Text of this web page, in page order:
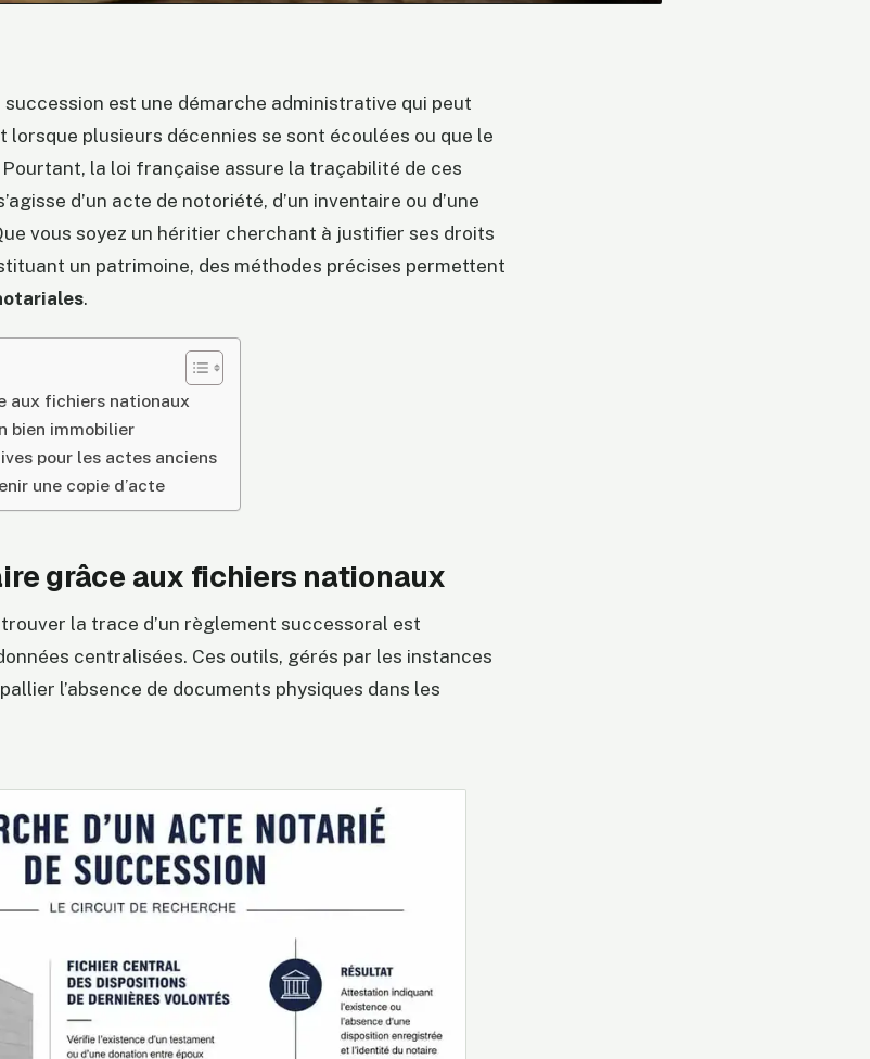
succession est une démarche administrative qui peut
plusieurs décennies se sont écoulées ou que le
la loi française assure la traçabilité de ces
d’un acte de notoriété, d’un inventaire ou d’une
vous soyez un héritier cherchant à justifier ses droits
un patrimoine, des méthodes précises permettent
.
aux fichiers nationaux
bien immobilier
pour les actes anciens
une copie d’acte
grâce aux fichiers nationaux
la trace d’un règlement successoral est
centralisées. Ces outils, gérés par les instances
l’absence de documents physiques dans les